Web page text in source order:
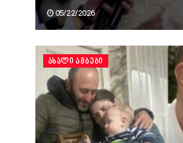
05/22/2026
ᲐᲮᲐᲚᲘ ᲐᲛᲑᲔᲑᲘ